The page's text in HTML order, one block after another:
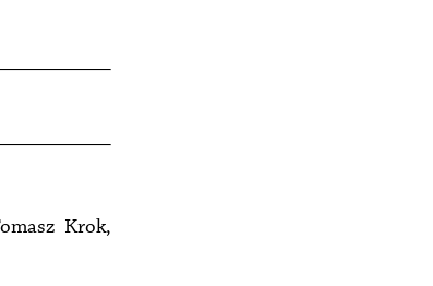
Krok,